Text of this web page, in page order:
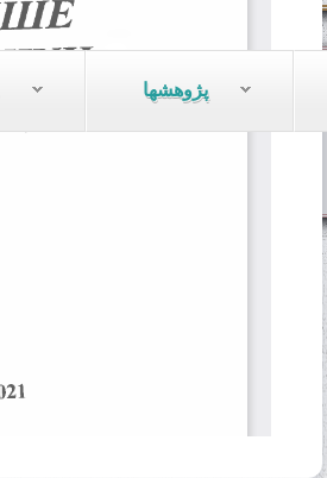
پژوهشها